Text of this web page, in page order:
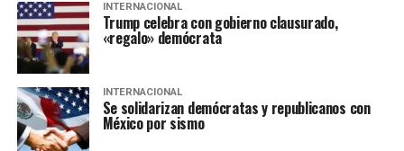
INTERNACIONAL
Trump celebra con gobierno clausurado,
«regalo» demócrata
INTERNACIONAL
Se solidarizan demócratas y republicanos con
México por sismo